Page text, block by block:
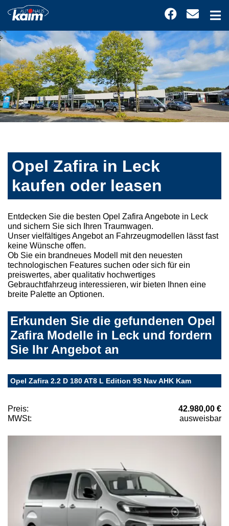
Opel Zafira in Leck
kaufen oder leasen
Entdecken Sie die besten Opel Zafira Angebote in Leck
und sichern Sie sich Ihren Traumwagen.
Unser vielfältiges Angebot an Fahrzeugmodellen lässt fast
keine Wünsche offen.
Ob Sie ein brandneues Modell mit den neuesten
technologischen Features suchen oder sich für ein
preiswertes, aber qualitativ hochwertiges
Gebrauchtfahrzeug interessieren, wir bieten Ihnen eine
breite Palette an Optionen.
Erkunden Sie die gefundenen Opel
Zafira Modelle in Leck und fordern
Sie Ihr Angebot an
Opel Zafira 2.2 D 180 AT8 L Edition 9S Nav AHK Kam
Preis:
42.980,00 €
MWSt:
ausweisbar